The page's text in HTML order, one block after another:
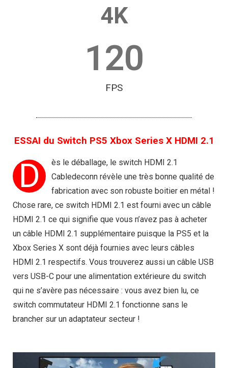
4K
120
FPS
ESSAI du Switch PS5 Xbox Series X HDMI 2.1
D
ès le déballage, le switch HDMI 2.1
Cabledeconn révèle une très bonne qualité de
fabrication avec son robuste boitier en métal !
Chose rare, ce switch HDMI 2.1 est fourni avec un câble
HDMI 2.1 ce qui signifie que vous n’avez pas à acheter
un câble HDMI 2.1 supplémentaire puisque la PS5 et la
Xbox Series X sont déjà fournies avec leurs câbles
HDMI 2.1 respectifs. Vous trouverez aussi un câble USB
vers USB-C pour une alimentation extérieure du switch
qui ne s’avère pas nécessaire : vous avez bien lu, ce
switch commutateur HDMI 2.1 fonctionne sans le
brancher sur un adaptateur secteur !